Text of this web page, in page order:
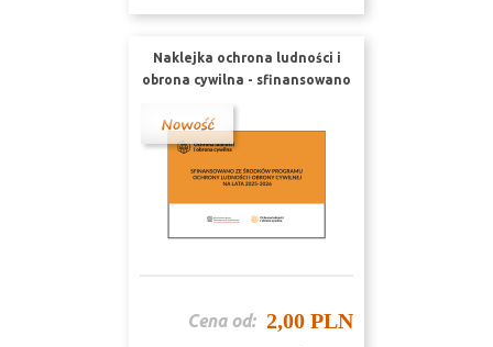
Naklejka ochrona ludności i
obrona cywilna - sfinansowano
Cena od: 2,00 PLN